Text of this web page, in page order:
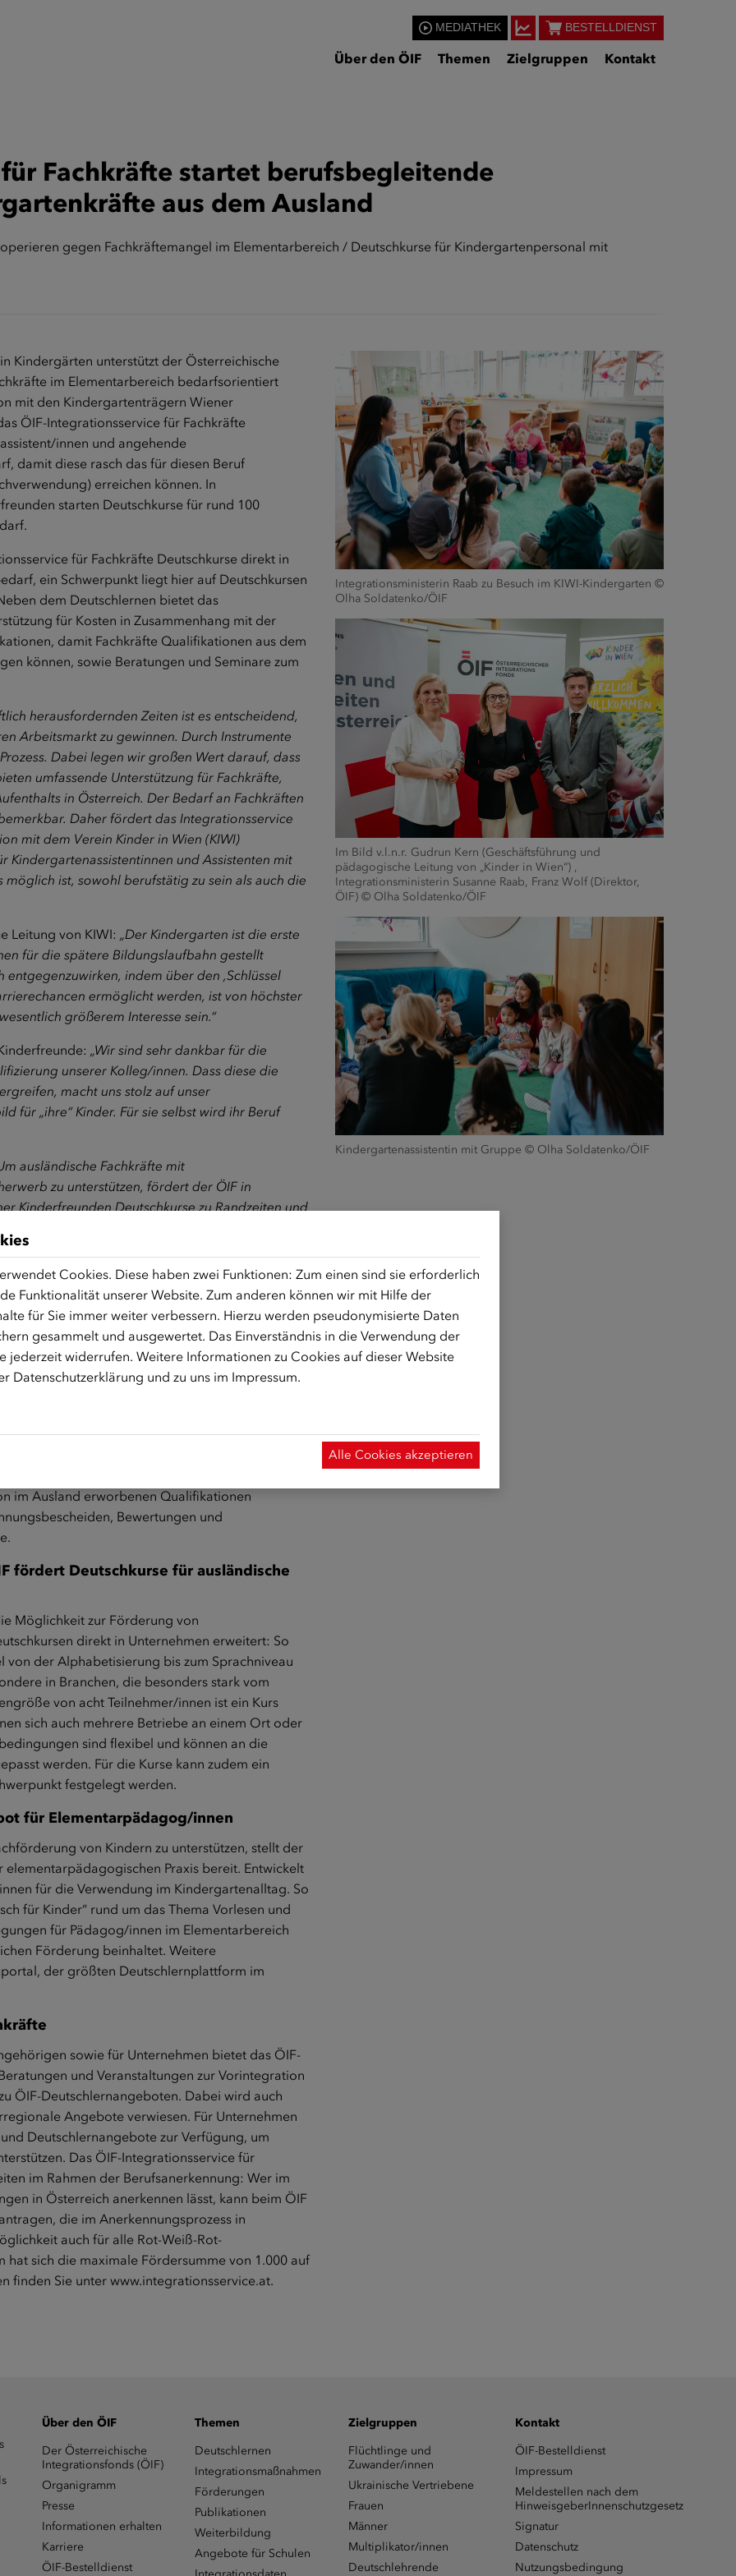
MEDIATHEK BESTELLDIENST
Über den ÖIF Themen Zielgruppen Kontakt
Fachkräfte startet berufsbegleitende
aus dem Ausland
gegen Fachkräftemangel im Elementarbereich / Deutschkurse für Kindergartenpersonal mit
Integrationsministerin Raab zu Besuch im KIWI-Kindergarten ©
Olha Soldatenko/ÖIF
Im Bild v.l.n.r. Gudrun Kern (Geschäftsführung und
pädagogische Leitung von „Kinder in Wien“) ,
Integrationsministerin Susanne Raab, Franz Wolf (Direktor,
ÖIF) © Olha Soldatenko/ÖIF
Kindergartenassistentin mit Gruppe © Olha Soldatenko/ÖIF
Kindergärten unterstützt der Österreichische
im Elementarbereich bedarfsorientiert
mit den Kindergartenträgern Wiener
ÖIF-Integrationsservice für Fachkräfte
innen und angehende
damit diese rasch das für diesen Beruf
erreichen können. In
starten Deutschkurse für rund 100
für Fachkräfte Deutschkurse direkt in
ein Schwerpunkt liegt hier auf Deutschkursen
dem Deutschlernen bietet das
für Kosten in Zusammenhang mit der
damit Fachkräfte Qualifikationen aus dem
können, sowie Beratungen und Seminare zum
herausfordernden Zeiten ist es entscheidend,
Arbeitsmarkt zu gewinnen. Durch Instrumente
Dabei legen wir großen Wert darauf, dass
umfassende Unterstützung für Fachkräfte,
in Österreich. Der Bedarf an Fachkräften
Daher fördert das Integrationsservice
mit dem Verein Kinder in Wien (KIWI)
Kindergartenassistentinnen und Assistenten mit
ist, sowohl berufstätig zu sein als auch die
Leitung von KIWI: „Der Kindergarten ist die erste
für die spätere Bildungslaufbahn gestellt
indem über den ‚Schlüssel
ermöglicht werden, ist von höchster
größerem Interesse sein.“
„Wir sind sehr dankbar für die
unserer Kolleg/innen. Dass diese die
macht uns stolz auf unser
für „ihre“ Kinder. Für sie selbst wird ihr Beruf
ausländische Fachkräfte mit
zu unterstützen, fördert der ÖIF in
Kinderfreunden Deutschkurse zu Randzeiten und
innen auch berufsbegleitend am Deutschkurs
innen aus dem Ausland
für Fachkräfte berufsbegleitende
Kindergartenassistent/innen mit
innen unterstützen das pädagogische Personal
Verein Kinder in Wien erhalten
berufsbegleitende ÖIF-Deutschkurse zu
den Wiener Kinderfreunden fördert das ÖIF-
und Prüfungen für
innen arbeiten wollen und so das für den
Das ÖIF-Integrationsservice für Fachkräfte
im Ausland erworbenen Qualifikationen
Bewertungen und
fördert Deutschkurse für ausländische
Möglichkeit zur Förderung von
direkt in Unternehmen erweitert: So
der Alphabetisierung bis zum Sprachniveau
in Branchen, die besonders stark vom
von acht Teilnehmer/innen ist ein Kurs
sich auch mehrere Betriebe an einem Ort oder
sind flexibel und können an die
werden. Für die Kurse kann zudem ein
festgelegt werden.
für Elementarpädagog/innen
von Kindern zu unterstützen, stellt der
elementarpädagogischen Praxis bereit. Entwickelt
für die Verwendung im Kindergartenalltag. So
für Kinder“ rund um das Thema Vorlesen und
für Pädagog/innen im Elementarbereich
Förderung beinhaltet. Weitere
, der größten Deutschlernplattform im
sowie für Unternehmen bietet das ÖIF-
und Veranstaltungen zur Vorintegration
ÖIF-Deutschlernangeboten. Dabei wird auch
Angebote verwiesen. Für Unternehmen
Deutschlernangebote zur Verfügung, um
Das ÖIF-Integrationsservice für
im Rahmen der Berufsanerkennung: Wer im
in Österreich anerkennen lässt, kann beim ÖIF
die im Anerkennungsprozess in
auch für alle Rot-Weiß-Rot-
sich die maximale Fördersumme von 1.000 auf
finden Sie unter www.integrationsservice.at.
Über den ÖIF
Der Österreichische
Integrationsfonds (ÖIF)
Organigramm
Presse
Informationen erhalten
Karriere
ÖIF-Bestelldienst
Themen
Deutschlernen
Integrationsmaßnahmen
Förderungen
Publikationen
Weiterbildung
Angebote für Schulen
Zielgruppen
Flüchtlinge und
Zuwander/innen
Ukrainische Vertriebene
Frauen
Männer
Multiplikator/innen
Deutschlehrende
Kontakt
ÖIF-Bestelldienst
Impressum
Meldestellen nach dem
HinweisgeberInnenschutzgesetz
Signatur
Datenschutz
Nutzungsbedingung
Cookies. Diese haben zwei Funktionen: Zum einen sind sie erforderlich
Funktionalität unserer Website. Zum anderen können wir mit Hilfe der
für Sie immer weiter verbessern. Hierzu werden pseudonymisierte Daten
gesammelt und ausgewertet. Das Einverständnis in die Verwendung der
jederzeit widerrufen. Weitere Informationen zu Cookies auf dieser Website
Datenschutzerklärung und zu uns im Impressum.
Alle Cookies akzeptieren